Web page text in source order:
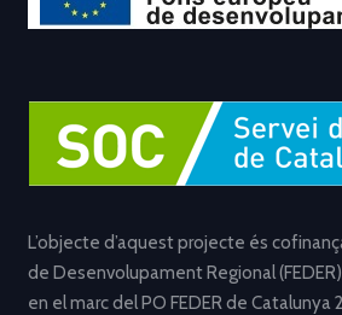
L’objecte d’aquest projecte és
de Desenvolupament Regional
en el marc del PO FEDER de